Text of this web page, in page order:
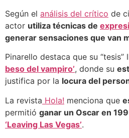
Según el análisis del crítico de
actor utiliza técnicas de
generar sensaciones que van
Pinarello destaca que su
beso del vampiro’, donde su
justifica por la locura del
La revista Hola! menciona que
permitió ganar un Oscar en
‘Leaving Las Vegas’.